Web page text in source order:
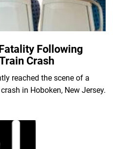
Following
Crash
reached the scene of a
in Hoboken, New Jersey.